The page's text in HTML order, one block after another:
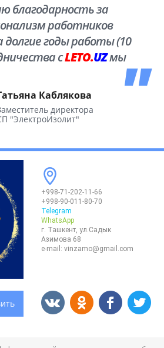
благодарность за
работников
долгие годы работы (10
сLETO.UZмы
Родины.
Каблякова
директора
"ЭлектроИзолит"
+998-71-202-11-66
+998-90-011-80-70
Telegram
WhatsApp
г. Ташкент, ул.Садык
Азимова 68
e-mail: vinzamo@gmail.com